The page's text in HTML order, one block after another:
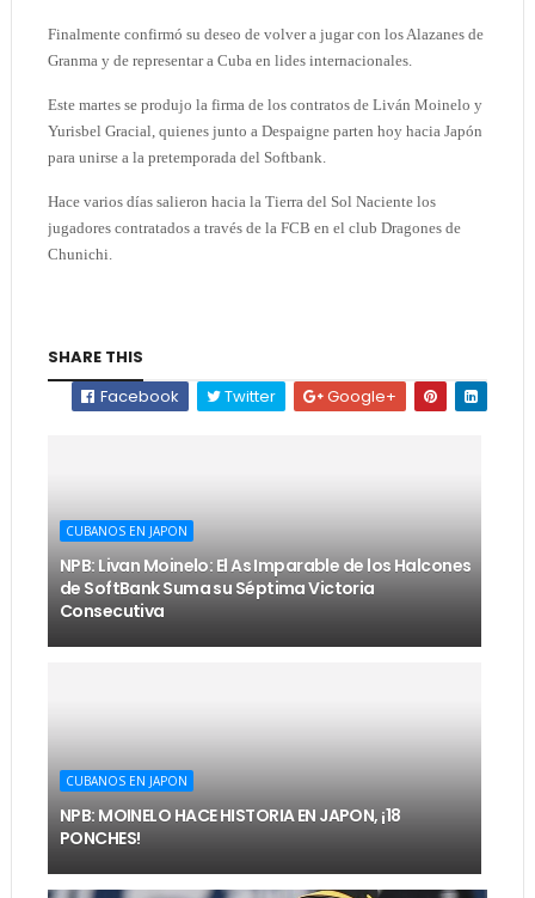
Finalmente confirmó su deseo de volver a jugar con los Alazanes de
Granma y de representar a Cuba en lides internacionales.
Este martes se produjo la firma de los contratos de Liván Moinelo y
Yurisbel Gracial, quienes junto a Despaigne parten hoy hacia Japón
para unirse a la pretemporada del Softbank.
Hace varios días salieron hacia la Tierra del Sol Naciente los
jugadores contratados a través de la FCB en el club Dragones de
Chunichi.
SHARE THIS
Facebook
Twitter Google+
CUBANOS EN JAPON
NPB: Livan Moinelo: El As Imparable de los Halcones
de SoftBank Suma su Séptima Victoria
Consecutiva
CUBANOS EN JAPON
NPB: MOINELO HACE HISTORIA EN JAPON, ¡18
PONCHES!